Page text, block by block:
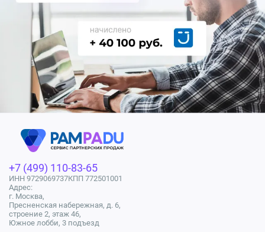
+7 (499) 110-83-65
ИНН 9729069737КПП 772501001
Адрес:
г. Москва,
Пресненская набережная, д. 6,
строение 2, этаж 46,
Южное лобби, 3 подъезд